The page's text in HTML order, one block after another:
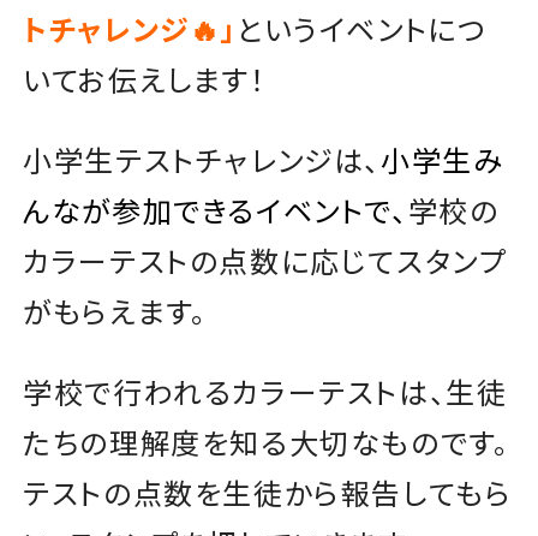
トチャレンジ🔥」 というイベントにつ
いてお伝えします！
小学生テストチャレンジは、 小学生み
んなが参加できるイベントで、 学校の
カラーテストの点数に応じてスタンプ
がもらえます。
学校で行われるカラーテストは、生徒
たちの理解度を知る大切なものです。
テストの点数を生徒から報告してもら